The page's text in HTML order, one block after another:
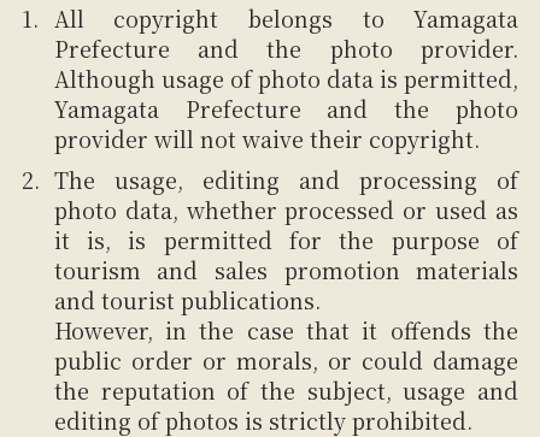
All copyright belongs to Yamagata
Prefecture and the photo provider.
Although usage of photo data is permitted,
Yamagata Prefecture and the photo
provider will not waive their copyright.
The usage, editing and processing of
photo data, whether processed or used as
it is, is permitted for the purpose of
tourism and sales promotion materials
and tourist publications.
However, in the case that it offends the
public order or morals, or could damage
the reputation of the subject, usage and
editing of photos is strictly prohibited.